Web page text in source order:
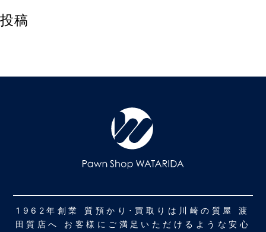
投稿
1962年創業 質預かり･買取りは川崎の質屋 渡
田質店へ お客様にご満足いただけるような安心